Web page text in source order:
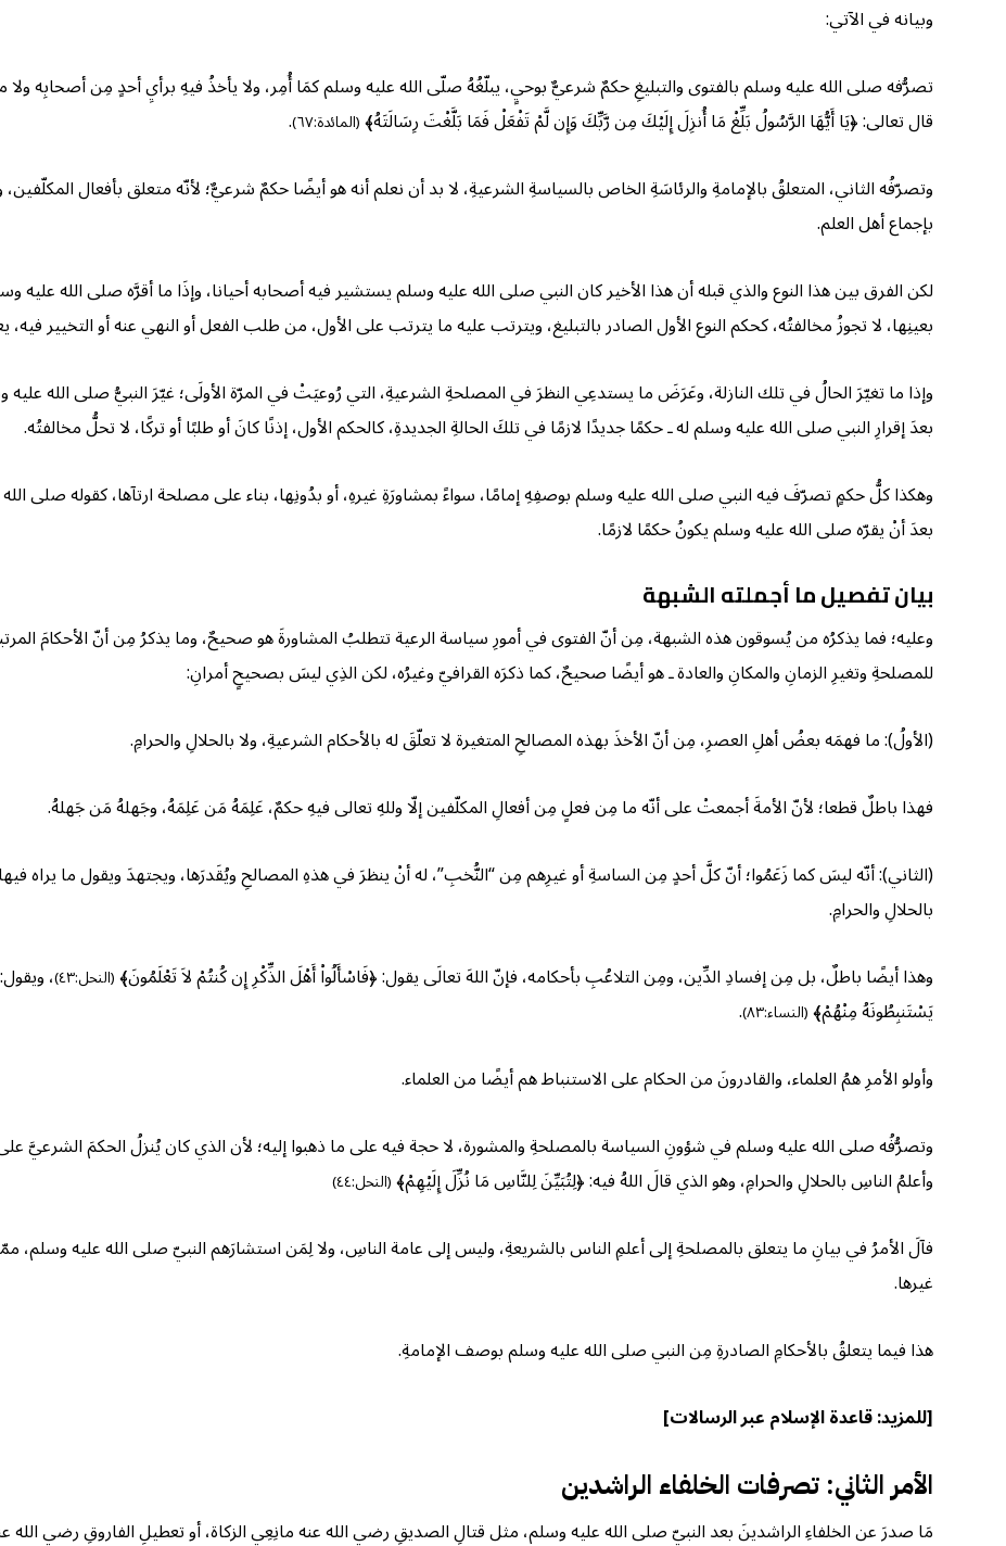
وبيانه في الآتي:
تصرُّفه صلى الله عليه وسلم بالفتوى والتبليغِ حكمٌ شرعيٌّ بوحيٍ، يبلّغُهُ صلّى الله عليه وسلم كمَا أُمِر، ولا يأخذُ فيهِ برأيِ أحدٍ مِن أصحابِه
قال تعالى: ﴿يَا أَيُّهَا الرَّسُولُ بَلِّغْ مَا أُنزِلَ إِلَيْكَ مِن رَّبِّكَ وَإِن لَّمْ تَفْعَلْ فَمَا بَلَّغْتَ رِسَالَتَهُ﴾(المائدة:٦٧)
.
وتصرّفُه الثاني، المتعلقُ بالإمامةِ والرئاسَةِ الخاص بالسياسةِ الشرعيةِ، لا بد أن نعلم أنه هو أيضًا حكمٌ شرعيٌّ؛ لأنّه متعلق بأفعال
بإجماع أهل العلم.
لكن الفرق بين هذا النوع والذي قبله أن هذا الأخير كان النبي صلى الله عليه وسلم يستشير فيه أصحابه أحيانا، وإذَا ما أقرَّه صلى الله عليه
بعينِها، لا تجوزُ مخالفتُه، كحكم النوع الأول الصادر بالتبليغ، ويترتب عليه ما يترتب على الأول، من طلب الفعل أو النهي عنه أو التخيير فيه،
وإذا ما تغيّرَ الحالُ في تلك النازلة، وعَرَضَ ما يستدعِي النظرَ في المصلحةِ الشرعيةِ، التي رُوعيَتْ في المرّة الأولَى؛ غيّرَ النبيُّ صلى الله عليه
بعدَ إقرارِ النبي صلى الله عليه وسلم له ـ حكمًا جديدًا لازمًا في تلكَ الحالةِ الجديدةِ، كالحكم الأول، إذنًا كانَ أو طلبًا أو تركًا، لا تحلُّ مخالفتُه.
وهكذا كلُّ حكمٍ تصرّفَ فيه النبي صلى الله عليه وسلم بوصفِهِ إمامًا، سواءً بمشاورَةِ غيرهِ، أو بدُونِها، بناء على مصلحة ارتآها، كقوله صلى
بعدَ أنْ يقرّه صلى الله عليه وسلم يكونُ حكمًا لازمًا.
بيان تفصيل ما أجملته الشبهة
وعليه؛ فما يذكرُه من يُسوقون هذه الشبهة، مِن أنّ الفتوى في أمورِ سياسة الرعية تتطلبُ المشاورةَ هو صحيحٌ، وما يذكرُ مِن أنّ الأحكامَ
للمصلحةِ وتغيرِ الزمانِ والمكانِ والعادة ـ هو أيضًا صحيحٌ، كما ذكرَه القرافيّ وغيرُه، لكن الذِي ليسَ بصحيحٍ أمرانِ:
(الأولُ): ما فهمَه بعضُ أهلِ العصرِ، مِن أنّ الأخذَ بهذه المصالحِ المتغيرة لا تعلّقَ له بالأحكام الشرعيةِ، ولا بالحلالِ والحرامِ.
فهذا باطلٌ قطعا؛ لأنّ الأمةَ أجمعتْ على أنّه ما مِن فعلٍ مِن أفعالِ المكلّفين إلّا وللهِ تعالى فيهِ حكمٌ، عَلِمَهُ مَن عَلِمَهُ، وجَهلهُ مَن جَهلهُ.
(الثاني): أنّه ليسَ كما زَعَمُوا؛ أنّ كلَّ أحدٍ مِن الساسةِ أو غيرِهم مِن “النُّخبِ”، له أنْ ينظرَ في هذهِ المصالحِ ويُقَدرَها، ويجتهدَ ويقول ما يراه
بالحلالِ والحرامِ.
وهذا أيضًا باطلٌ، بل مِن إفسادِ الدِّين، ومِن التلاعُبِ بأحكامه، فإنّ اللهَ تعالَى يقول: ﴿فَاسْأَلُواْ أَهْلَ الذِّكْرِ إِن كُنتُمْ لاَ تَعْلَمُونَ﴾(النحل:٤٣)
،
يَسْتَنبِطُونَهُ مِنْهُمْ﴾(النساء:٨٣)
.
وأولو الأمرِ همُ العلماء، والقادرونَ من الحكام على الاستنباط هم أيضًا من العلماء.
وتصرُّفُه صلى الله عليه وسلم في شؤونِ السياسة بالمصلحةِ والمشورة، لا حجة فيه على ما ذهبوا إليه؛ لأن الذي كان يُنزلُ الحكمَ الشرعيَّ
وأعلمُ الناسِ بالحلالِ والحرامِ، وهو الذي قالَ اللهُ فيه: ﴿لِتُبَيِّنَ لِلنَّاسِ مَا نُزِّلَ إِلَيْهِمْ﴾(النحل:٤٤)
فآلَ الأمرُ في بيانِ ما يتعلق بالمصلحةِ إلى أعلمِ الناس بالشريعةِ، وليس إلى عامة الناسِ، ولا لِمَن استشارَهم النبيّ صلى الله عليه وسلم،
غيرها.
هذا فيما يتعلقُ بالأحكامِ الصادرةِ مِن النبي صلى الله عليه وسلم بوصف الإمامةِ.
[للمزيد:قاعدة الإسلام عبر الرسالات]
الأمر الثاني: تصرفات الخلفاء الراشدين
مَا صدرَ عن الخلفاءِ الراشدينَ بعد النبيّ صلى الله عليه وسلم، مثل قتالِ الصديقِ رضي الله عنه مانِعِي الزكاة، أو تعطيلِ الفاروقِ رضي الله